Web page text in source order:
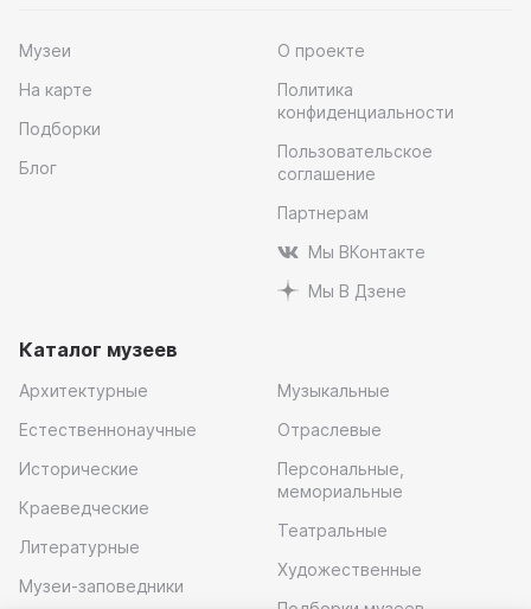
Музеи
На карте
Подборки
Блог
О проекте
Политика
конфиденциальности
Пользовательское
соглашение
Партнерам
Мы ВКонтакте
Мы В Дзене
Каталог музеев
Архитектурные
Естественнонаучные
Исторические
Краеведческие
Литературные
Музеи-заповедники
Музыкальные
Отраслевые
Персональные,
мемориальные
Театральные
Художественные